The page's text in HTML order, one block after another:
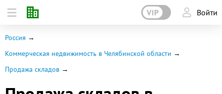
VIP Войти
Россия
Коммерческая недвижимость в Челябинской области
Продажа складов